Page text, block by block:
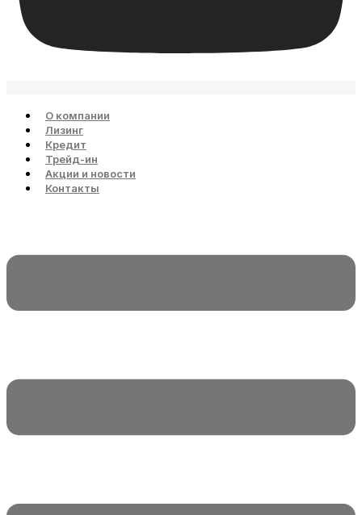
О компании
Лизинг
Кредит
Трейд-ин
Акции и новости
Контакты